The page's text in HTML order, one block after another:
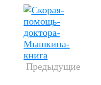
Предыдущие